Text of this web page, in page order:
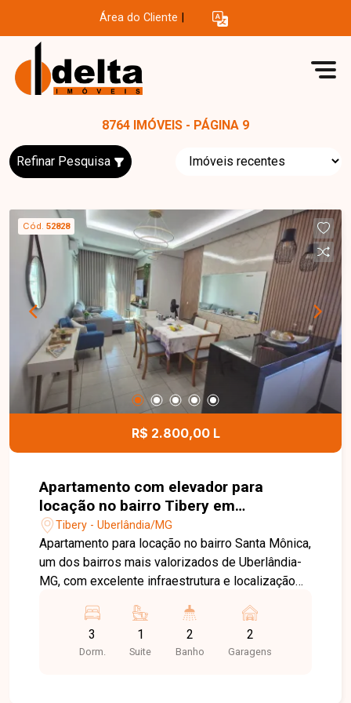
Área do Cliente
8764 IMÓVEIS - PÁGINA 9
Refinar Pesquisa
Cód. 52828
R$ 2.800,00 L
Apartamento com elevador para
locação no bairro Tibery em
Uberlândia mg
Tibery - Uberlândia/MG
Apartamento para locação no bairro Santa Mônica,
um dos bairros mais valorizados de Uberlândia-
MG, com excelente infraestrutura e localização
principais avenidas da cidade, além de ampla
variedade de supermercados, escolas,
universidades, farmácias, restaurantes e
3
Dorm.
1
Suite
2
Banho
2
Garagens